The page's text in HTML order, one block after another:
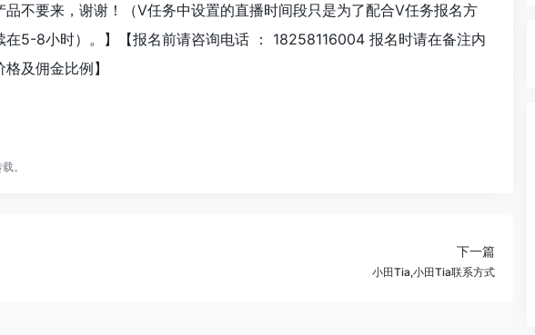
不要来，谢谢！（V任务中设置的直播时间段只是为了配合V任务报名方
在5-8小时）。】【报名前请咨询电话 ： 18258116004 报名时请在备注内
及佣金比例】
。
下一篇
小田Tia,小田Tia联系方式